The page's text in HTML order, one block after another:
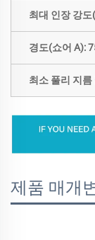
최대 인장 강
경도(쇼어 A):
최소 풀리 지
제품 매개